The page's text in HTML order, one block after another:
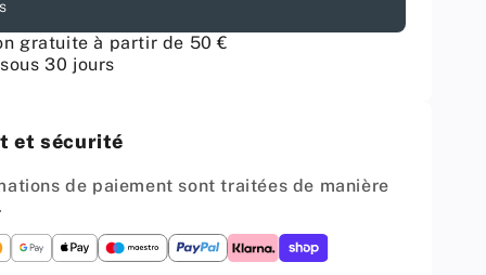
-
Commode
et
5
Portes
-
de
Rangement
gratuite à partir de 50 €
30 jours
et sécurité
de paiement sont traitées de manière